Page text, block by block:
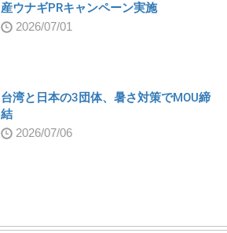
産ウナギPRキャンペーン実施
2026/07/01
台湾と日本の3団体、暑さ対策でMOU締
結
2026/07/06